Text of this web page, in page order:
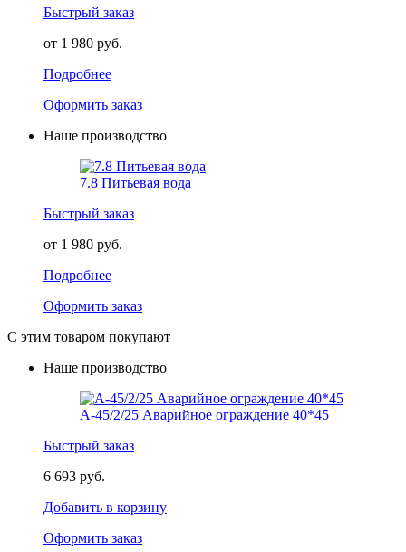
Быстрый заказ
от 1 980 руб.
Подробнее
Оформить заказ
Наше производство
7.8 Питьевая вода
Быстрый заказ
от 1 980 руб.
Подробнее
Оформить заказ
С этим товаром покупают
Наше производство
А-45/2/25 Аварийное ограждение 40*45
Быстрый заказ
6 693 руб.
Добавить в корзину
Оформить заказ